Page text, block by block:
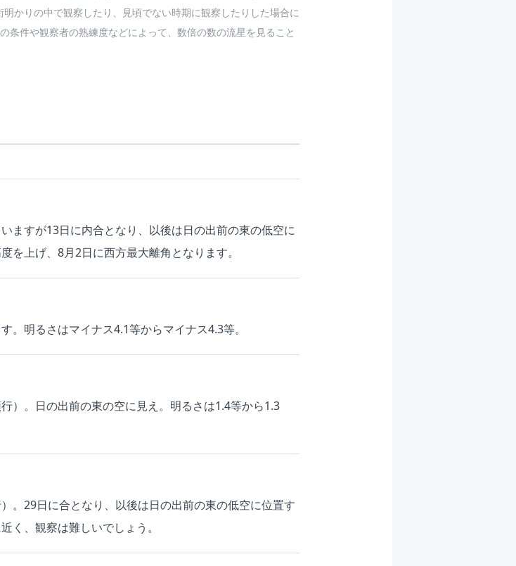
かりの中で観察したり、見頃でない時期に観察したりした場合に
条件や観察者の熟練度などによって、数倍の数の流星を見ること
ますが13日に内合となり、以後は日の出前の東の低空に
を上げ、8月2日に西方最大離角となります。
。明るさはマイナス4.1等からマイナス4.3等。
）。日の出前の東の空に見え。明るさは1.4等から1.3
。29日に合となり、以後は日の出前の東の低空に位置す
く、観察は難しいでしょう。